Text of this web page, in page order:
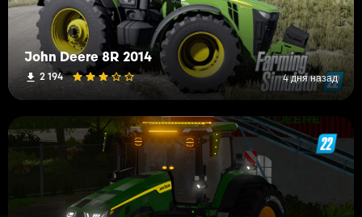
John Deere 8R 2014
2 194 4 дня назад